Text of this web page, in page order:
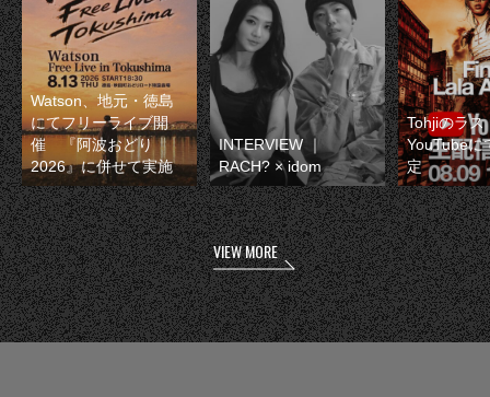
Watson、地元・徳島
にてフリーライブ開
催 『阿波おどり
2026』に併せて実施
INTERVIEW ｜
RACH? × idom
Tohjiのラス
YouTubeに
定
VIEW MORE